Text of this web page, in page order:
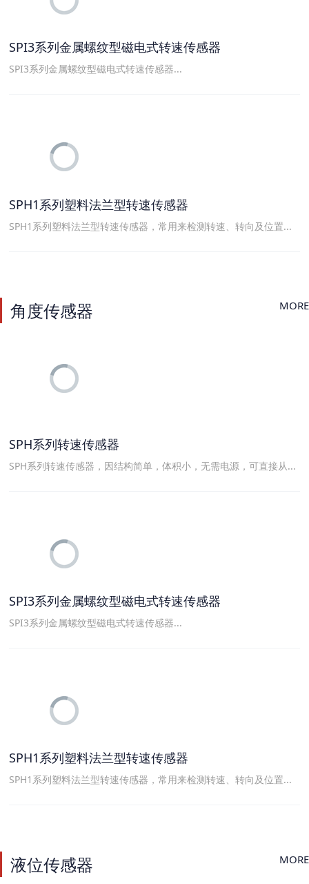
SPI3系列金属螺纹型磁电式转速传感器
SPI3系列金属螺纹型磁电式转速传感器...
SPH1系列塑料法兰型转速传感器
SPH1系列塑料法兰型转速传感器，常用来检测转速、转向及位置...
角度传感器 MORE
SPH系列转速传感器
SPH系列转速传感器，因结构简单，体积小，无需电源，可直接从...
SPI3系列金属螺纹型磁电式转速传感器
SPI3系列金属螺纹型磁电式转速传感器...
SPH1系列塑料法兰型转速传感器
SPH1系列塑料法兰型转速传感器，常用来检测转速、转向及位置...
液位传感器 MORE